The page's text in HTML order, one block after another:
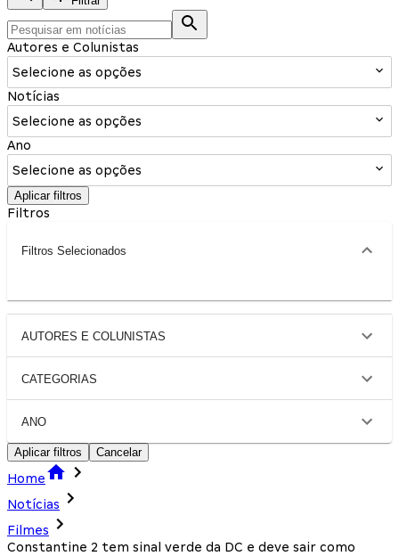
Autores e Colunistas
Selecione as opções
Notícias
Selecione as opções
Ano
Selecione as opções
Aplicar filtros
Filtros
Filtros Selecionados
AUTORES E COLUNISTAS
CATEGORIAS
ANO
Aplicar filtros Cancelar
Home
Notícias
Filmes
Constantine 2 tem sinal verde da DC e deve sair como